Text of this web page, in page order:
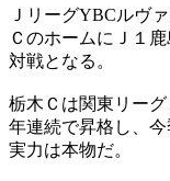
ＪリーグYBCルヴ
ＣのホームにＪ１
対戦となる。
栃木Ｃは関東リー
年連続で昇格し、
実力は本物だ。